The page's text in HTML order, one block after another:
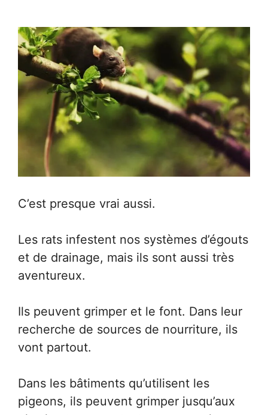
C’est presque vrai aussi.
Les rats infestent nos systèmes d’égouts
et de drainage, mais ils sont aussi très
aventureux.
Ils peuvent grimper et le font. Dans leur
recherche de sources de nourriture, ils
vont partout.
Dans les bâtiments qu’utilisent les
pigeons, ils peuvent grimper jusqu’aux